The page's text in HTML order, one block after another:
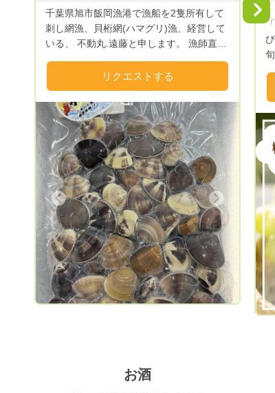
千葉県旭市飯岡漁港で漁船を2隻所有して
刺し網漁、貝桁網(ハマグリ)漁、経営して
いる、 不動丸.遠藤と申します。 漁師直
どを出荷しますので鮮度抜群です！ 魚
種、貝類によっては陸上に設備してある
生簀で活かし込んでから発送する場合もあ
ります。活魚を発送する際には、活け〆、
血抜き、神経抜きしてから氷に詰めて発送
致します。野〆の魚も発送する場合もあり
ます。発送する際には鮮度保持の為、 ク
ール便を使用します。 魚介類ですので、
漁獲次第の発送となってしまいます。 注
文から何日か、お待ち頂く場合もあるかも
しれませんので、予めご了承くださいます
ようお願い致します。
リクエストする
Next
で
°。
て
🔥 申込から1年間、毎月最高の食材が届く
待
Previous
Next
お酒